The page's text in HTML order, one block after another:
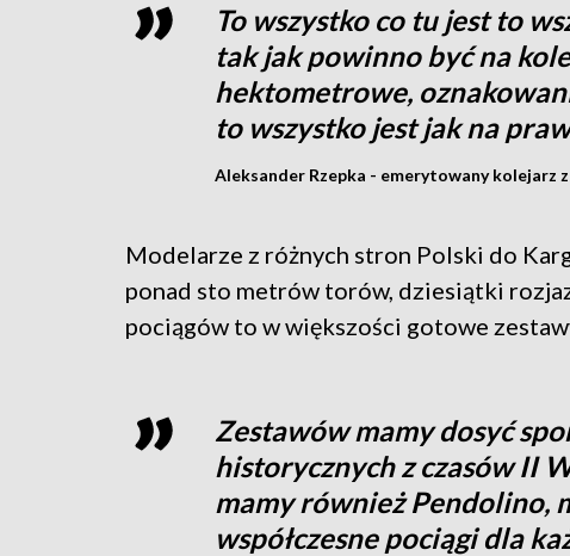
To wszystko co tu jest to
tak jak powinno być na
hektometrowe,
to wszystko jest jak na
Aleksander Rzepka - emerytowany kolejarz
Modelarze z różnych stron Polski do
ponad sto metrów torów, dziesiątki
pociągów to w większości gotowe
Zestawów mamy dosyć
historycznych z czasów II
mamy również Pendolino,
współczesne pociągi dla